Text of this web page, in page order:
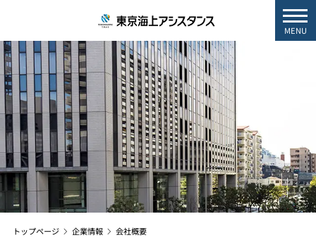
MENU
トップページ 企業情報 会社概要